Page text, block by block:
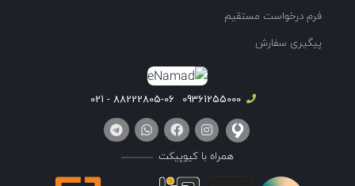
فرم درخواست مستقیم
پیگیری سفارش
09361255000
88222805-06 - 021
همراه با کیوپیکت